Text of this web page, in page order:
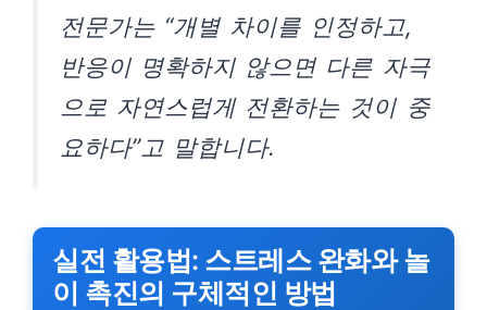
전문가는 “개별 차이를 인정하고,
반응이 명확하지 않으면 다른 자극
으로 자연스럽게 전환하는 것이 중
요하다”고 말합니다.
실전 활용법: 스트레스 완화와 놀
이 촉진의 구체적인 방법